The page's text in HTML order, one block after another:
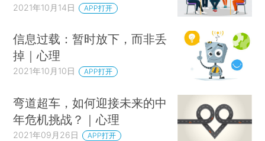
2021年10月14日 APP打开
信息过载：暂时放下，而非丢
掉｜心理
2021年10月10日 APP打开
弯道超车，如何迎接未来的中
年危机挑战？｜心理
2021年09月26日 APP打开